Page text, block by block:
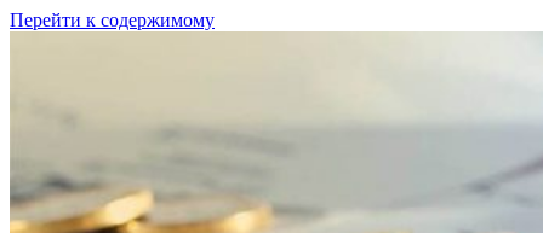
Перейти к содержимому